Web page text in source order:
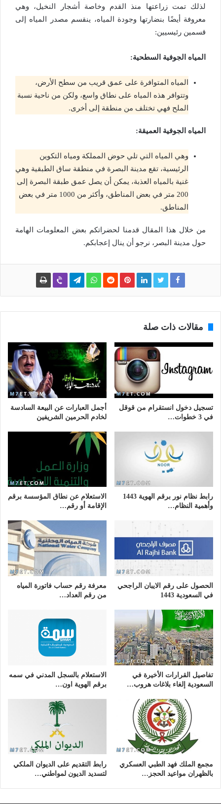
لذلك تمت زراعتها منذ القدم وخاصة أشجار النخيل، وهي
معروفة أيضًا بنضارتها وجودة المياه، ينقسم مصدر المياه إلى
قسمين رئيسيين:
المياه الجوفية السطحية:
المياه المتوافرة على عمق قريب من سطح الأرض،
وتتوافر هذه المياه على نطاق واسع، ولكن من ناحية نسبة
الملح فهي تختلف من منطقة إلى أخرى.
المياه الجوفية العميقة:
وهي المياه التي تلي حوض المملكة ومياه التكوين
الرئيسية، تقع مدينة البصرة في منطقة ساق الطبقية وهي
غنية بالمياه العذبة، يمكن أن يصل عمق طبقة البصرة إلى
200 متر في بعض المناطق، وأكثر من 1000 متر في بعض
المناطق.
من خلال هذا المقال قدمنا لحضراتكم بعض المعلومات الهامة
حول مدينة البصر، نرجو أن ينال إعجابكم.
مقالات ذات صلة
تسجيل دخول انستقرام من قوقل
في 3 خطوات…
أجمل العبارات عن البيعة السادسة
لخادم الحرمين الشريفين
رابط نظام نور برقم الهوية 1443
وأهمية النظام…
الاستعلام عن نطاق المؤسسة برقم
الإقامة أو رقم…
الحصول على رقم الايبان الراجحي
في السعودية 1443
معرفة رقم حساب فاتورة المياه
من رقم العداد…
تفاصيل القرارات الأخيرة في
السعودية إلغاء بلاغات هروب…
الاستعلام بالسجل المدني في سمه
برقم الهوية اون…
مجمع الملك فهد الطبي العسكري
بالظهران مواعيد الحجز…
رابط التقديم على الديوان الملكي
لتسديد الديون لمواطني…